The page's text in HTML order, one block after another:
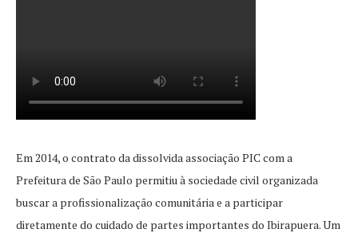
Em 2014, o contrato da dissolvida associação PIC com a
Prefeitura de São Paulo permitiu à sociedade civil organizada
buscar a profissionalização comunitária e a participar
diretamente do cuidado de partes importantes do Ibirapuera. Um